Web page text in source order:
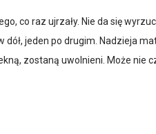
co raz ujrzały. Nie da się
dół, jeden po drugim. Nadzieja
zostaną uwolnieni. Może nie